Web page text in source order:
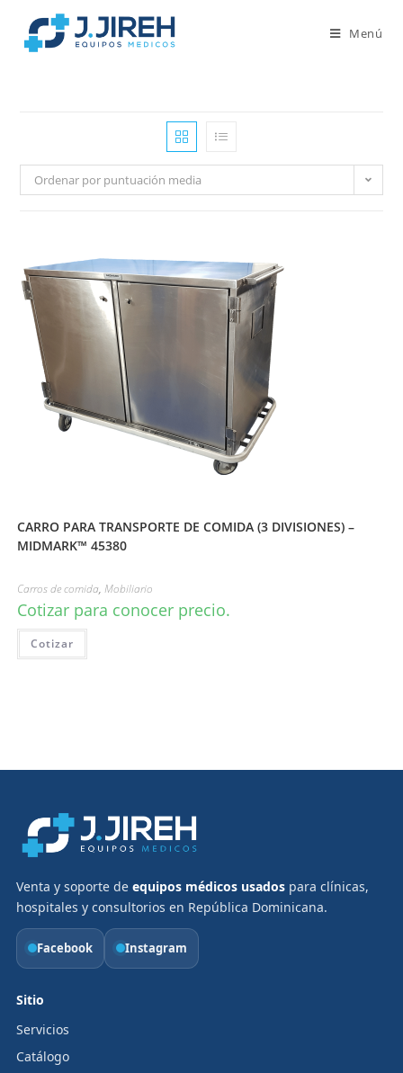
Menú
Ordenar por puntuación media
CARRO PARA TRANSPORTE DE COMIDA (3 DIVISIONES) –
MIDMARK™ 45380
Carros de comida, Mobiliario
Cotizar para conocer precio.
Cotizar
Venta y soporte de equipos médicos usadospara clínicas,
hospitales y consultorios en República Dominicana.
Facebook Instagram
Sitio
Servicios
Catálogo